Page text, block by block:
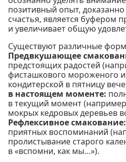
позитивный опыт,
счастья, является буфером
и увеличивает общую
Существуют различные
Предвкушающее
предстоящих радостей
фисташкового мороженого
кондитерской в пятницу
в настоящем моменте:
в текущий момент
мокрых кедровых деревьев
Рефлексивное смакование:
приятных воспоминаний
пролистывание старого
в «вспомни, как мы…»).